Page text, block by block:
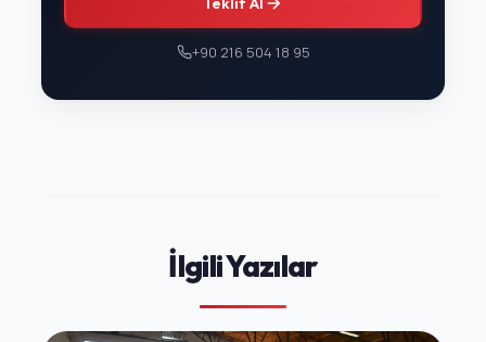
+90 216 504 18 95
İlgili Yazılar